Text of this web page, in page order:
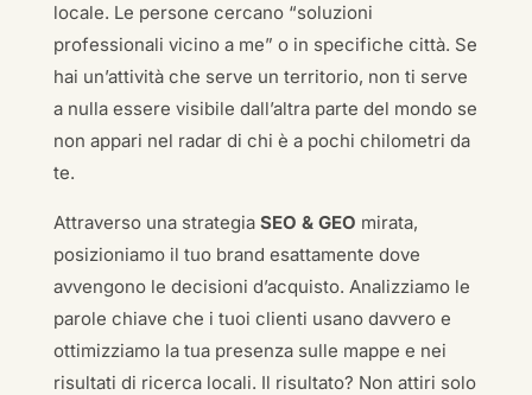
locale. Le persone cercano “soluzioni
professionali vicino a me” o in specifiche città. Se
hai un’attività che serve un territorio, non ti serve
a nulla essere visibile dall’altra parte del mondo se
non appari nel radar di chi è a pochi chilometri da
te.
Attraverso una strategia SEO & GEO mirata,
posizioniamo il tuo brand esattamente dove
avvengono le decisioni d’acquisto. Analizziamo le
parole chiave che i tuoi clienti usano davvero e
ottimizziamo la tua presenza sulle mappe e nei
risultati di ricerca locali. Il risultato? Non attiri solo